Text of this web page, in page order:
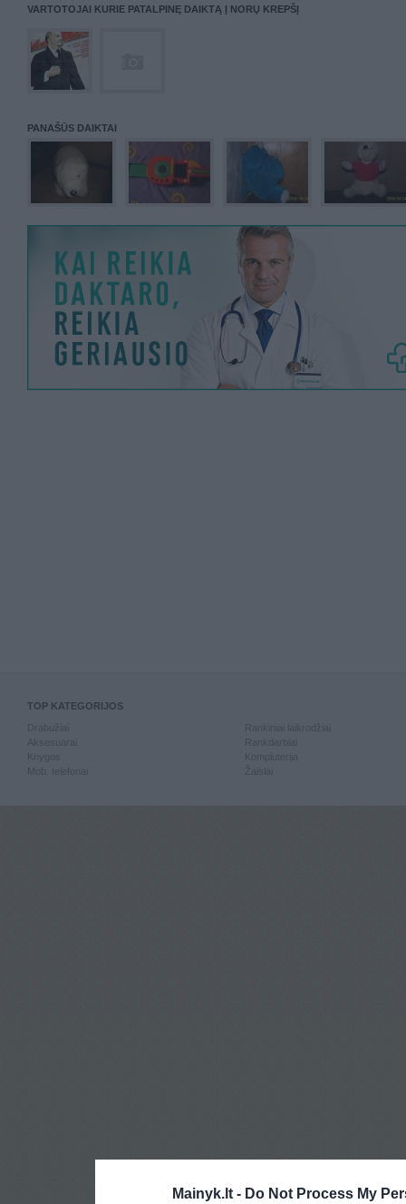
Mainyk.lt - Do Not Process My
VARTOTOJAI KURIE PATALPINĘ DAIKTĄ Į NORŲ KREPŠĮ
PANAŠŪS DAIKTAI
TOP KATEGORIJOS
Knygos
Mob. telefonai
Kompiuterija
Žaislai